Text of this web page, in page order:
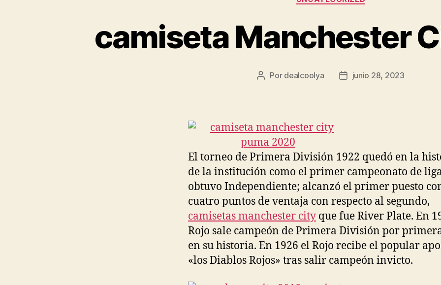
camiseta Manchester
Autor
Por dealcoolya
Fechajunio 28, 2023
El torneo de Primera División 1922 quedó en la
de la institución como el primer campeonato de
obtuvo Independiente; alcanzó el primer puesto
cuatro puntos de ventaja con respecto al segundo,
camisetas manchester city que fue River Plate. En
Rojo sale campeón de Primera División por
en su historia. En 1926 el Rojo recibe el popular
«los Diablos Rojos» tras salir campeón invicto.